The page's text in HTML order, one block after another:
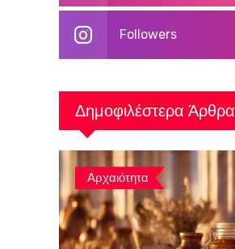
Followers
Δημοφιλέστερα Άρθρα
Αρχαιότητα